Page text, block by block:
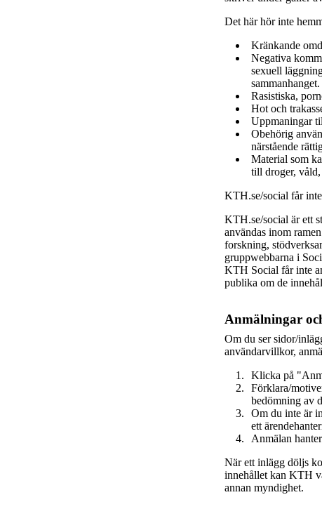
Det här hör inte
Kränkande
Negativa
sexuell
sammanhanget.
Rasistiska,
Hot och
Uppmaningar
Obehörig
närstående
Material som
till droger,
KTH.se/social får
KTH.se/social är ett
användas inom
forskning,
gruppwebbarna i
KTH Social får inte
publika om de
Anmälningar
Om du ser sidor/
användarvillkor,
Klicka på
Förklara/
bedömning av
Om du inte är
ett
Anmälan
När ett inlägg döljs
innehållet kan KTH
annan myndighet.